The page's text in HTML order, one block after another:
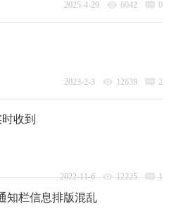
2025-4-29 6042 0
2023-2-3 12639 2
收到
2022-11-6 12225 1
知栏信息排版混乱